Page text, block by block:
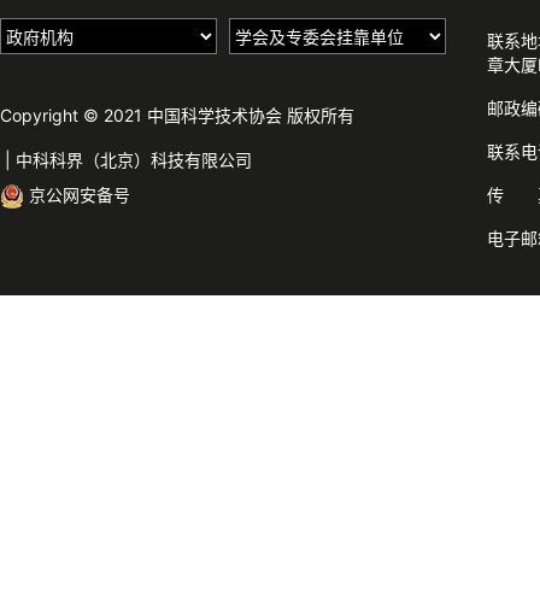
Copyright © 2021 中国科学技术协会 版权所有
中科科界（北京）科技有限公司
京公网安备号
联系
章大
邮政
联系
传 真
电子